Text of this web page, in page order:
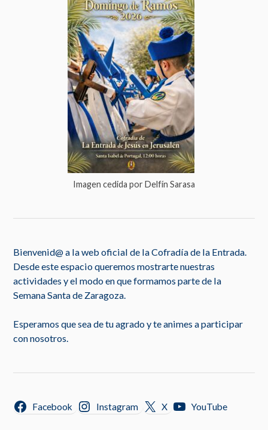
Imagen cedida por Delfín Sarasa
Bienvenid@ a la web oficial de la Cofradía de la Entrada.
Desde este espacio queremos mostrarte nuestras
actividades y el modo en que formamos parte de la
Semana Santa de Zaragoza.
Esperamos que sea de tu agrado y te animes a participar
con nosotros.
Facebook Instagram X YouTube